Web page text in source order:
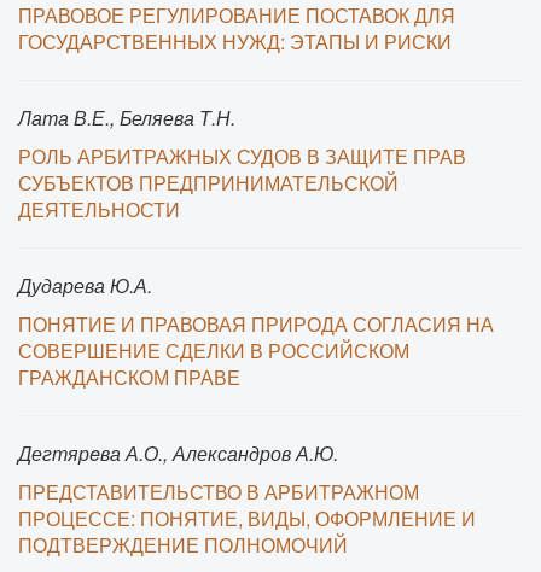
ПРАВОВОЕ РЕГУЛИРОВАНИЕ ПОСТАВОК ДЛЯ
ГОСУДАРСТВЕННЫХ НУЖД: ЭТАПЫ И РИСКИ
Лата В.Е., Беляева Т.Н.
РОЛЬ АРБИТРАЖНЫХ СУДОВ В ЗАЩИТЕ ПРАВ
СУБЪЕКТОВ ПРЕДПРИНИМАТЕЛЬСКОЙ
ДЕЯТЕЛЬНОСТИ
Дударева Ю.А.
ПОНЯТИЕ И ПРАВОВАЯ ПРИРОДА СОГЛАСИЯ НА
СОВЕРШЕНИЕ СДЕЛКИ В РОССИЙСКОМ
ГРАЖДАНСКОМ ПРАВЕ
Дегтярeва А.О., Александров А.Ю.
ПРЕДСТАВИТЕЛЬСТВО В АРБИТРАЖНОМ
ПРОЦЕССЕ: ПОНЯТИЕ, ВИДЫ, ОФОРМЛЕНИЕ И
ПОДТВЕРЖДЕНИЕ ПОЛНОМОЧИЙ